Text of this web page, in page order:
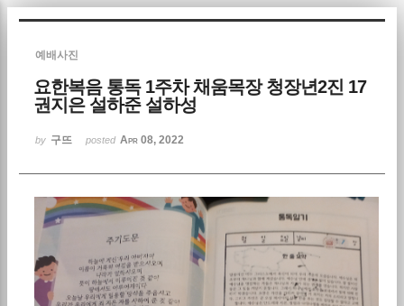
예배사진
요한복음 통독 1주차 채움목장 청장년2진 17
권지은 설하준 설하성
by 구뜨 posted Apr 08, 2022
Sketchbook5, 스케치북5
Sketchbook5, 스케치북5